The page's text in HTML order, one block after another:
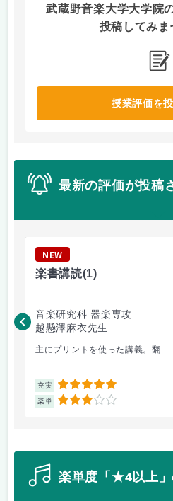
武蔵野音楽大学大学院
投稿してみま
授業評価を
最新の評価が投稿
NEW
楽書講読(1)
音楽研究科 器楽専攻
越懸澤麻衣先生
主にプリントを使った講義。翻...
充実 5
楽単 3
楽単度「★4以上